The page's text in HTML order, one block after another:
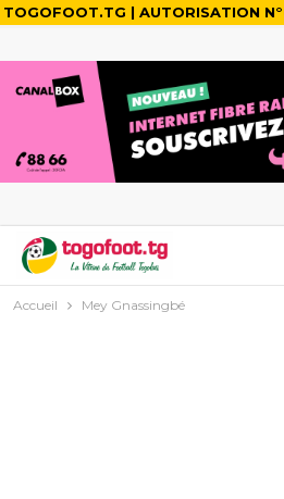
TOGOFOOT.TG | AUTORISATION
Accueil Mey Gnassingbé